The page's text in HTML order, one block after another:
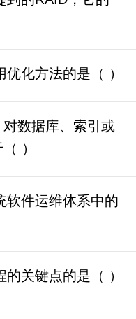
化方法的是（ ）
数据库、索引或
）
软件运维体系中的
关键点的是（ ）